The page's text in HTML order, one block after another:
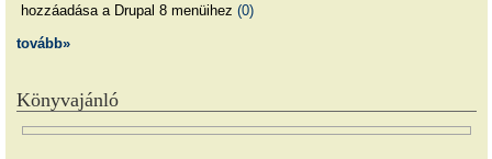
hozzáadása a Drupal 8 menüihez (0)
tovább»
Könyvajánló